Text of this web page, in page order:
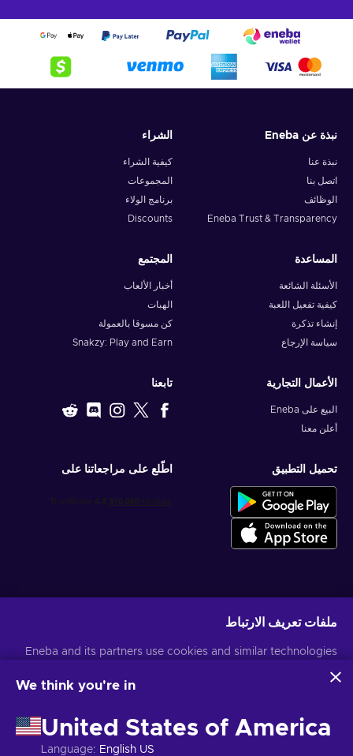
نبذة عن Eneba
نبذة عنا
اتصل بنا
الوظائف
Eneba Trust & Transparency
الشراء
كيفية الشراء
المجموعات
برنامج الولاء
Discounts
المساعدة
الأسئلة الشائعة
كيفية تفعيل اللعبة
إنشاء تذكرة
سياسة الإرجاع
المجتمع
أخبار الألعاب
الهبات
كن مسوقا بالعمولة
Snakzy: Play and Earn
الأعمال التجارية
البيع على Eneba
أعلن معنا
تابعنا
تحميل التطبيق اطّلع على مراجعاتنا على
ملفات تعريف الارتباط
Eneba and its partners use cookies and similar technologies
website. We use this information to enhance content,
may also be used for ads personalization.
By clicking 'Accept all', you consent to the use of these
technologies by Eneba and its partners. You can adjust your
We think you're in
United States of America
Language: English US